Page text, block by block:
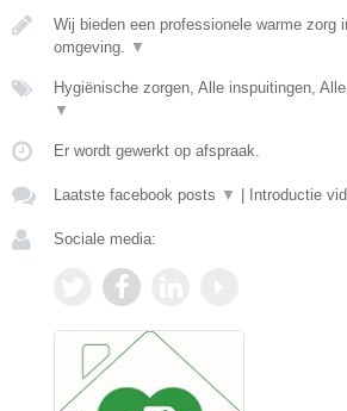
Wij bieden een professionele warme zorg
omgeving.
▼
Hygiënische zorgen, Alle inspuitingen,
▼
Er wordt gewerkt op afspraak.
Laatste facebook posts ▼ | Introductie
Sociale media: